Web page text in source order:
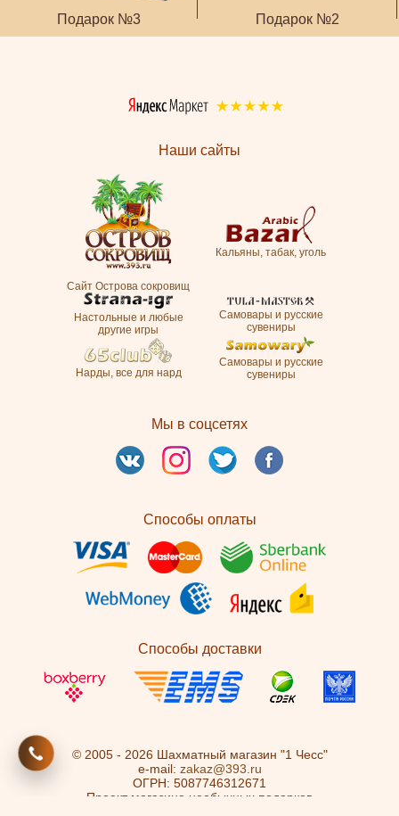
Подарок №3 Подарок №2
Наши сайты
Сайт Острова сокровищ
Кальяны, табак, уголь
Настольные и любые
другие игры
Самовары и русские
сувениры
Нарды, все для нард
Самовары и русские
сувениры
Мы в соцсетях
Способы оплаты
Способы доставки
© 2005 - 2026 Шахматный магазин "1 Чесс"
e-mail: zakaz@393.ru
ОГРН: 5087746312671
Проект магазина необычных подарков